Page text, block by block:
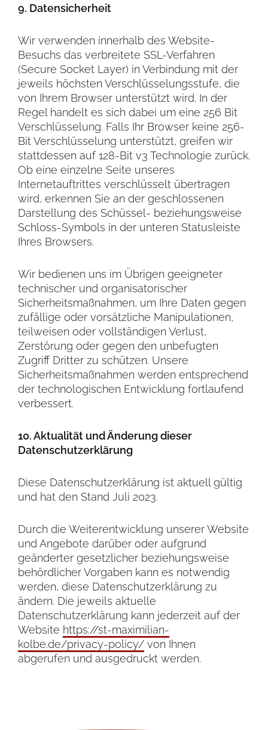
9. Datensicherheit
Wir verwenden innerhalb des Website-
Besuchs das verbreitete SSL-Verfahren
(Secure Socket Layer) in Verbindung mit der
jeweils höchsten Verschlüsselungsstufe, die
von Ihrem Browser unterstützt wird. In der
Regel handelt es sich dabei um eine 256 Bit
Verschlüsselung. Falls Ihr Browser keine 256-
Bit Verschlüsselung unterstützt, greifen wir
stattdessen auf 128-Bit v3 Technologie zurück.
Ob eine einzelne Seite unseres
Internetauftrittes verschlüsselt übertragen
wird, erkennen Sie an der geschlossenen
Darstellung des Schüssel- beziehungsweise
Schloss-Symbols in der unteren Statusleiste
Ihres Browsers.
Wir bedienen uns im Übrigen geeigneter
technischer und organisatorischer
Sicherheitsmaßnahmen, um Ihre Daten gegen
zufällige oder vorsätzliche Manipulationen,
teilweisen oder vollständigen Verlust,
Zerstörung oder gegen den unbefugten
Zugriff Dritter zu schützen. Unsere
Sicherheitsmaßnahmen werden entsprechend
der technologischen Entwicklung fortlaufend
verbessert.
10. Aktualität und Änderung dieser
Datenschutzerklärung
Diese Datenschutzerklärung ist aktuell gültig
und hat den Stand Juli 2023.
Durch die Weiterentwicklung unserer Website
und Angebote darüber oder aufgrund
geänderter gesetzlicher beziehungsweise
behördlicher Vorgaben kann es notwendig
werden, diese Datenschutzerklärung zu
ändern. Die jeweils aktuelle
Datenschutzerklärung kann jederzeit auf der
Website https://st-maximilian-
kolbe.de/privacy-policy/ von Ihnen
abgerufen und ausgedruckt werden.